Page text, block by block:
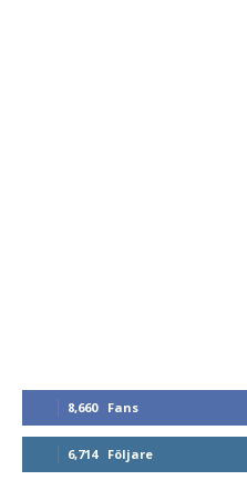
8,660 Fans
6,714 Följare